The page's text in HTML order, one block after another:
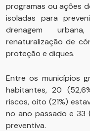
programas ou ações
isoladas para
drenagem
renaturalização de
proteção e diques.
Entre os municípios
habitantes, 20
riscos, oito (21%)
no ano passado e 33
preventiva.